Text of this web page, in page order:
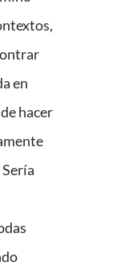
en
hacer